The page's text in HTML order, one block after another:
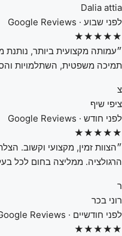
Dalia attia
לפני שבוע · Google Reviews
★★★★★
״עמותה מקצועית ביותר, נותנת
תמיכה משפטית, השתלמויות
צ
ציפי שיף
לפני חודש · Google Reviews
★★★★★
״הצוות זמין, מקצועי וקשוב.
הרגולציה. ממליצה בחום לכל
ר
רוני בכר
לפני חודשיים · Google Reviews
★★★★★